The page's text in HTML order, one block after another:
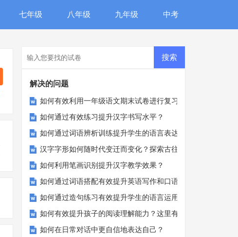
七年级 八年级 九年级 中考
解决的问题
如何有效利用一年级语文期末试卷进行复习？
如何通过有效练习提升汉字书写水平？
如何通过词语辨析训练提升学生的语言表达能力？
汉字字形如何随时代变迁而变化？探索古往今来汉字之美
如何利用笔画识别提升汉字教学效果？
如何通过词语搭配有效提升英语写作和口语表达？
如何通过造句练习有效提升学生的语言运用能力？
如何有效提升孩子的阅读理解能力？这里有秘诀！
如何在日常对话中更自信地表达自己？